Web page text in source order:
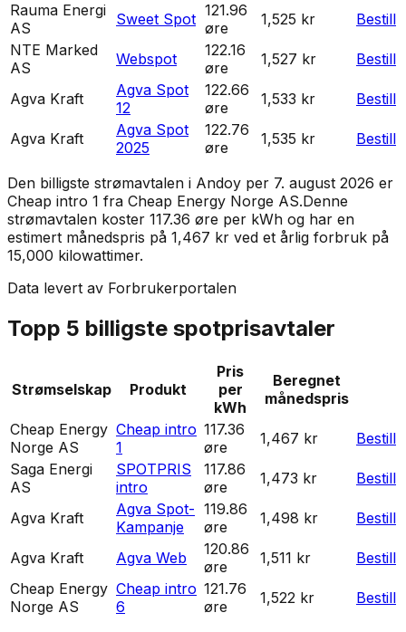
Rauma Energi
AS
Sweet Spot 121.96
øre
1,525 kr
Bestill
NTE Marked
AS
Webspot
122.16
øre
1,527 kr Bestill
Agva Kraft
Agva Spot
12
122.66
øre
1,533 kr Bestill
Agva Kraft
Agva Spot
2025
122.76
øre
1,535 kr Bestill
Den billigste strømavtalen i Andoy per 7. august 2026 er
Cheap intro 1 fra Cheap Energy Norge AS.Denne
strømavtalen koster 117.36 øre per kWh og har en
estimert månedspris på 1,467 kr ved et årlig forbruk på
15,000 kilowattimer.
Data levert av Forbrukerportalen
Topp 5 billigste spotprisavtaler
Strømselskap Produkt
Pris
per
kWh
Beregnet
månedspris
Cheap Energy
Norge AS
Cheap intro
1
117.36
øre
1,467 kr
Bestill
Saga Energi
AS
SPOTPRIS
intro
117.86
øre
1,473 kr Bestill
Agva Kraft
Agva Spot-
Kampanje
119.86
øre
1,498 kr Bestill
Agva Kraft Agva Web
120.86
øre
1,511 kr
Bestill
Cheap Energy
Norge AS
Cheap intro
6
121.76
øre
1,522 kr Bestill